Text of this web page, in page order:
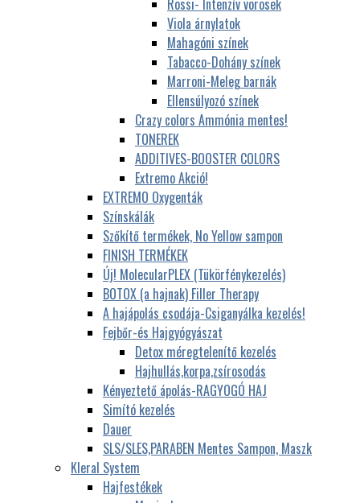
Viola árnylatok
Mahagóni színek
Tabacco-Dohány színek
Marroni-Meleg barnák
Ellensúlyozó színek
Crazy colors Ammónia mentes!
TONEREK
ADDITIVES-BOOSTER COLORS
Extremo Akció!
EXTREMO Oxygenták
Színskálák
Szőkítő termékek, No Yellow sampon
FINISH TERMÉKEK
Új! MolecularPLEX (Tükörfénykezelés)
BOTOX (a hajnak) Filler Therapy
A hajápolás csodája-Csiganyálka kezelés!
Fejbőr-és Hajgyógyászat
Detox méregtelenítő kezelés
Hajhullás,korpa,zsírosodás
Kényeztető ápolás-RAGYOGÓ HAJ
Simító kezelés
Dauer
SLS/SLES,PARABEN Mentes Sampon, Maszk
Kleral System
Hajfestékek